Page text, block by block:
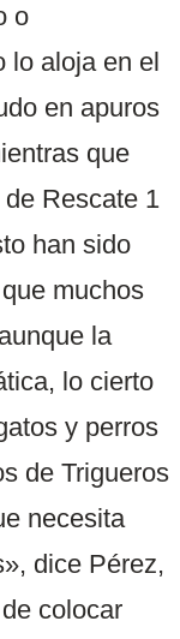
o
lo aloja en el
en apuros
que
Rescate 1
han sido
muchos
la
lo cierto
y perros
de Trigueros
necesita
dice Pérez,
colocar